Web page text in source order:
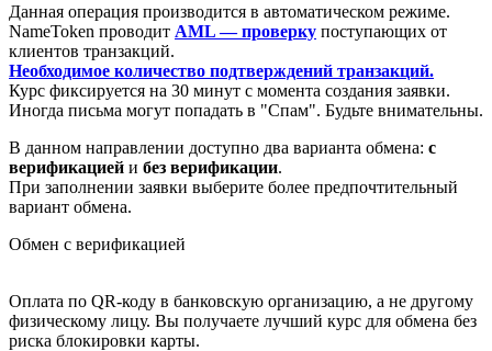
Данная операция производится в автоматическом режиме.
NameToken проводит AML — проверку поступающих от
клиентов транзакций.
Необходимое количество подтверждений транзакций.
Курс фиксируется на 30 минут с момента создания заявки.
Иногда письма могут попадать в "Спам". Будьте внимательны.
В данном направлении доступно два варианта обмена: с
верификацией и без верификации.
При заполнении заявки выберите более предпочтительный
вариант обмена.
Обмен с верификацией
Оплата по QR-коду в банковскую организацию, а не другому
физическому лицу. Вы получаете лучший курс для обмена без
риска блокировки карты.